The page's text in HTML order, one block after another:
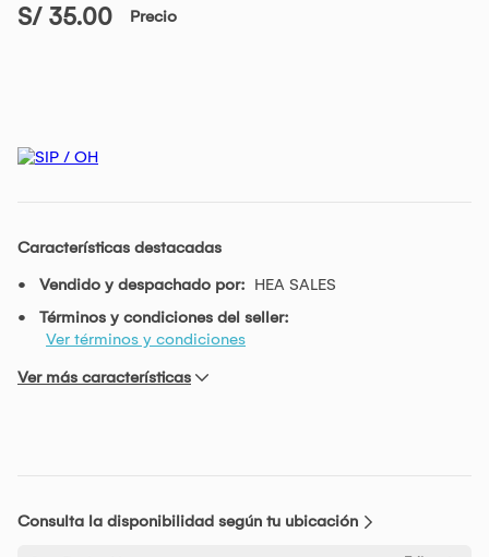
S/ 35.00 Precio
Características destacadas
Vendido y despachado por: HEA SALES
Términos y condiciones del seller:
Ver términos y condiciones
Ver más características
Consulta la disponibilidad según tu ubicación